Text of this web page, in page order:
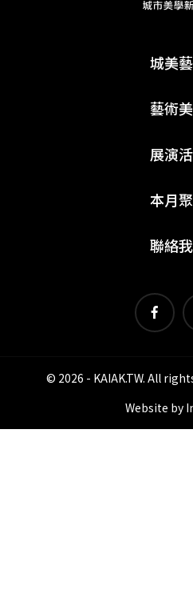
城美
藝術
展演
本月
聯絡
© 2026 - KAIAK.TW. All
Website by